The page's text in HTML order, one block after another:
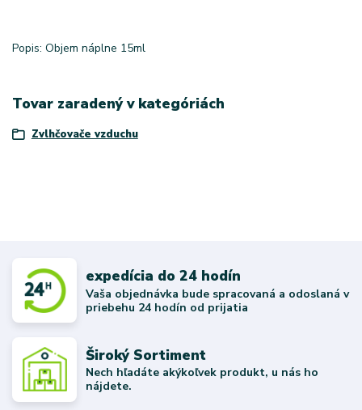
Popis: Objem náplne 15ml
Tovar zaradený v kategóriách
Zvlhčovače vzduchu
expedícia do 24 hodín
Vaša objednávka bude spracovaná a odoslaná v
priebehu 24 hodín od prijatia
Široký Sortiment
Nech hľadáte akýkoľvek produkt, u nás ho
nájdete.